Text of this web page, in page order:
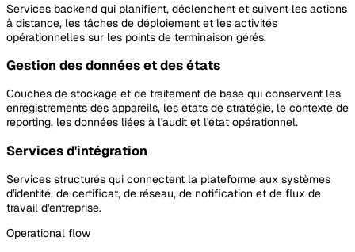
Services backend qui planifient, déclenchent et suivent les actions
à distance, les tâches de déploiement et les activités
opérationnelles sur les points de terminaison gérés.
Gestion des données et des états
Couches de stockage et de traitement de base qui conservent les
enregistrements des appareils, les états de stratégie, le contexte de
reporting, les données liées à l'audit et l'état opérationnel.
Services d'intégration
Services structurés qui connectent la plateforme aux systèmes
d'identité, de certificat, de réseau, de notification et de flux de
travail d'entreprise.
Operational flow